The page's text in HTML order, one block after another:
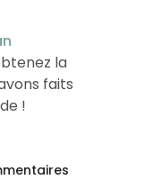
la
faits
!